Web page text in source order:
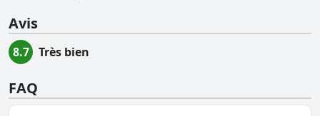
Avis
8.7 Très bien
FAQ